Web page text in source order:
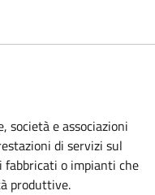
società e associazioni
di servizi sul
o impianti che
produttive.